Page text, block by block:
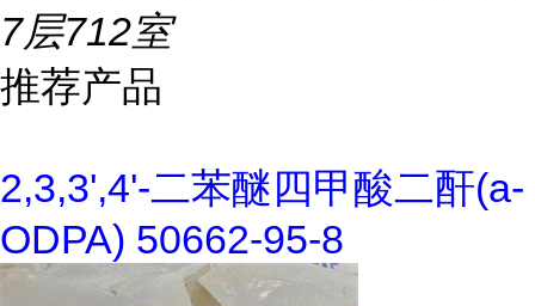
7层712室
推荐产品
2,3,3',4'-二苯醚四甲酸二酐(a-
ODPA) 50662-95-8